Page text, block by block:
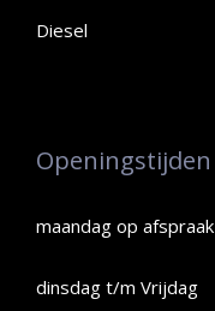
Diesel
Openingstijden
maandag op afspraak
dinsdag t/m Vrijdag